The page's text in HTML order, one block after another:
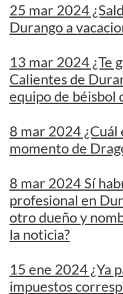
25 mar 2024
Durango a
13 mar 2024 ¿Te
Calientes de
equipo de béisbol
8 mar 2024 ¿Cuál
momento de
8 mar 2024 Sí
profesional en
otro dueño y
la noticia?
15 ene 2024 ¿Ya
impuestos